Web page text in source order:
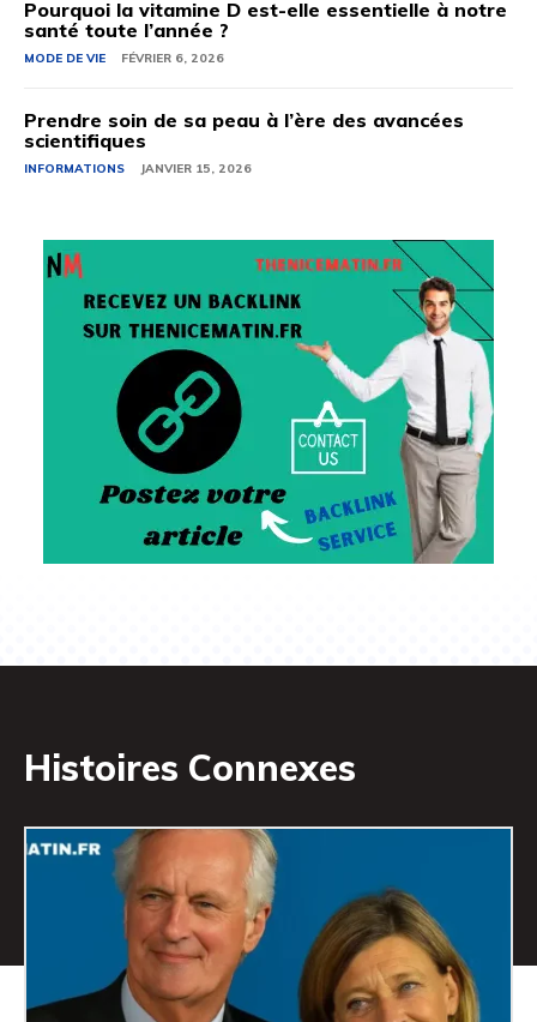
Pourquoi la vitamine D est-elle essentielle à notre
santé toute l’année ?
MODE DE VIE FÉVRIER 6, 2026
Prendre soin de sa peau à l’ère des avancées
scientifiques
INFORMATIONS JANVIER 15, 2026
Histoires Connexes